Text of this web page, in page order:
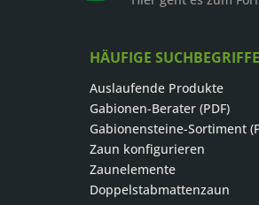
HÄUFIGE SUCHBEGRIFFE
Auslaufende Produkte
Gabionen-Berater (PDF)
Gabionensteine-Sortiment
Zaun konfigurieren
Zaunelemente
Doppelstabmattenzaun